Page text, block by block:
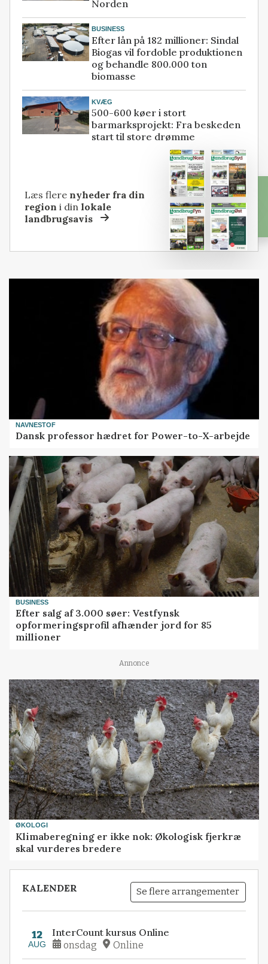
Norden
BUSINESS
Efter lån på 182 millioner: Sindal
Biogas vil fordoble produktionen
og behandle 800.000 ton
biomasse
KVÆG
500-600 køer i stort
barmarksprojekt: Fra beskeden
start til store drømme
Læs flere nyheder fra din
region i dinlokale
landbrugsavis
NAVNESTOF
Dansk professor hædret for Power-to-X-arbejde
BUSINESS
Efter salg af 3.000 søer: Vestfynsk
opformeringsprofil afhænder jord for 85
millioner
Annonce
ØKOLOGI
Klimaberegning er ikke nok: Økologisk fjerkræ
skal vurderes bredere
KALENDER Se flere arrangementer
12
AUG
InterCount kursus Online
onsdag Online